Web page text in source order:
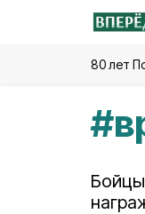
80 лет
#